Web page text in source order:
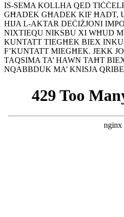
IS-SEMA KOLLHA QED
GĦADEK GĦADEK KIF ĦADT,
HIJA L-AKTAR DEĊIŻJONI
NIXTIEQU NIKSBU XI WĦUD
KUNTATT TIEGĦEK BIEX
F’KUNTATT MIEGĦEK. JEKK
TAQSIMA TA’ HAWN TAĦT
NQABBDUK MA’ KNISJA